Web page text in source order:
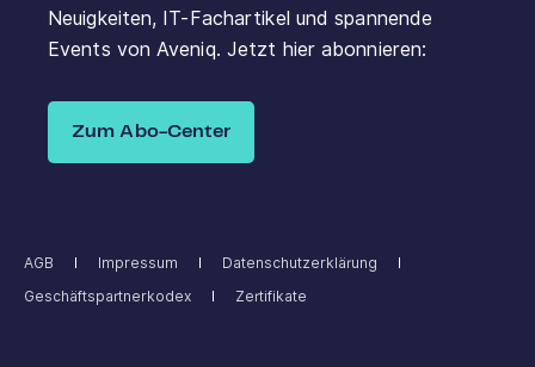
Neuigkeiten, IT-Fachartikel und spannende
Events von Aveniq. Jetzt hier abonnieren:
Zum Abo-Center
AGB Impressum
Datenschutzerklärung
Geschäftspartnerkodex
Zertifikate